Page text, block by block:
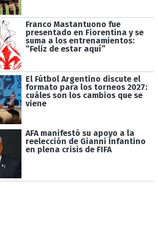
Franco Mastantuono fue
presentado en Fiorentina y se
suma a los entrenamientos:
“Feliz de estar aquí”
El Fútbol Argentino discute el
formato para los torneos 2027:
cuáles son los cambios que se
viene
AFA manifestó su apoyo a la
reelección de Gianni Infantino
en plena crisis de FIFA